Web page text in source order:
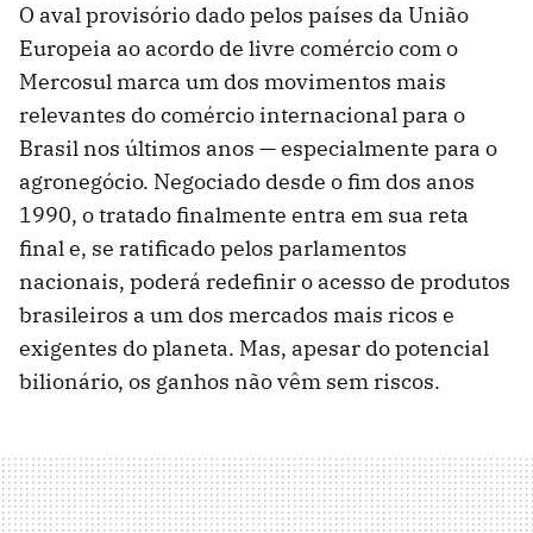
O aval provisório dado pelos países da União
Europeia ao acordo de livre comércio com o
Mercosul marca um dos movimentos mais
relevantes do comércio internacional para o
Brasil nos últimos anos — especialmente para o
agronegócio. Negociado desde o fim dos anos
1990, o tratado finalmente entra em sua reta
final e, se ratificado pelos parlamentos
nacionais, poderá redefinir o acesso de produtos
brasileiros a um dos mercados mais ricos e
exigentes do planeta. Mas, apesar do potencial
bilionário, os ganhos não vêm sem riscos.